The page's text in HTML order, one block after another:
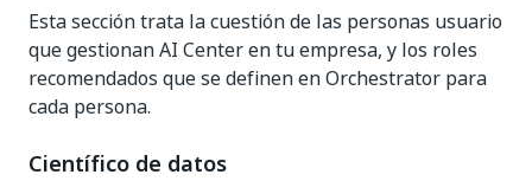
Esta sección trata la cuestión de las personas usuario
que gestionan AI Center en tu empresa, y los roles
recomendados que se definen en Orchestrator para
cada persona.
Científico de datos